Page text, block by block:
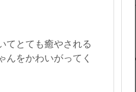
てとても癒やされる
んをかわいがってく